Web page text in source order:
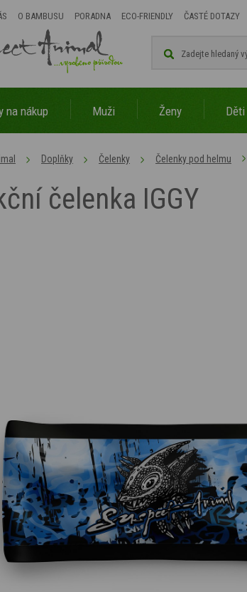
O BAMBUSU PORADNA ECO-FRIENDLY ČASTÉ DOTAZY
na nákup Muži Ženy Děti
Doplňky Čelenky Čelenky pod helmu
čelenka IGGY